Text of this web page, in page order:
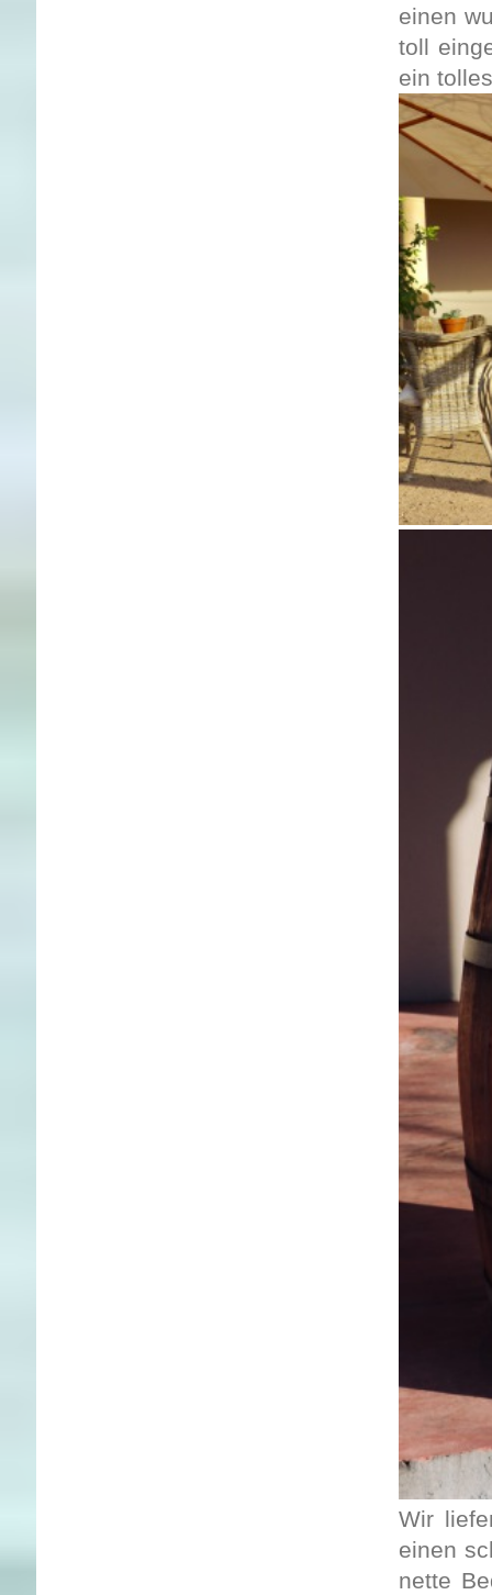
einen
toll
ein
Wir
einen
nette